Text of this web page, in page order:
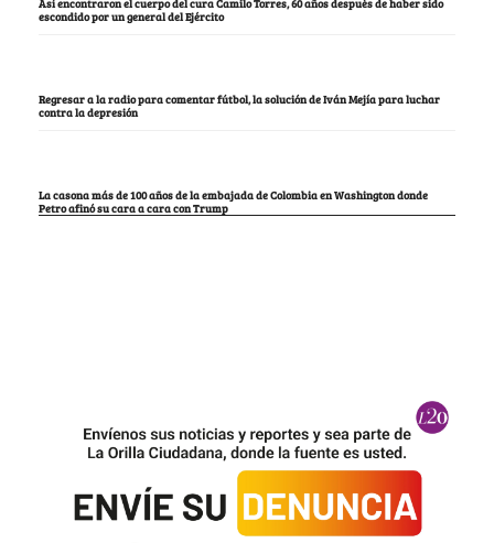
Así encontraron el cuerpo del cura Camilo Torres, 60 años después de haber sido
escondido por un general del Ejército
Regresar a la radio para comentar fútbol, la solución de Iván Mejía para luchar
contra la depresión
La casona más de 100 años de la embajada de Colombia en Washington donde
Petro afinó su cara a cara con Trump